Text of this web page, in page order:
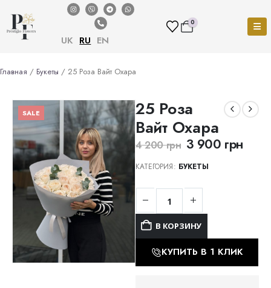
UK RU EN
0
Главная / Букеты / 25 Роза Вайт Охара
SALE
25 Роза
Вайт Охара
4 200грн 3 900 грн
КАТЕГОРИЯ: БУКЕТЫ
В КОРЗИНУ
КУПИТЬ В 1 КЛИК